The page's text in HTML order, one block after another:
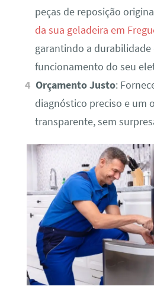
peças de reposição
da sua geladeira em
garantindo a durabilidade
funcionamento do seu
Orçamento Justo:
diagnóstico preciso e um
transparente, sem